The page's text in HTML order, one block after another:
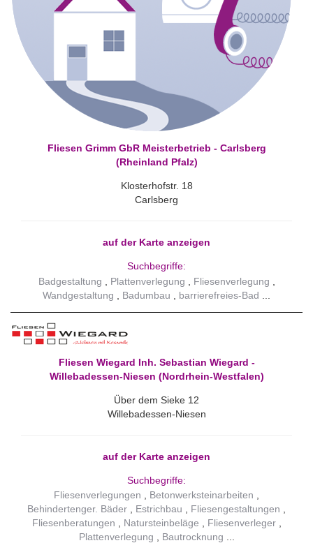
Fliesen Grimm GbR Meisterbetrieb - Carlsberg
(Rheinland Pfalz)
Klosterhofstr. 18
Carlsberg
auf der Karte anzeigen
Suchbegriffe:
Badgestaltung
Plattenverlegung
Fliesenverlegung
Wandgestaltung
Badumbau barrierefreies-Bad
Fliesen Wiegard Inh. Sebastian Wiegard -
Willebadessen-Niesen (Nordrhein-Westfalen)
Über dem Sieke 12
Willebadessen-Niesen
auf der Karte anzeigen
Suchbegriffe:
Fliesenverlegungen
Betonwerksteinarbeiten
Behindertenger. Bäder
Estrichbau
Fliesengestaltungen
Fliesenberatungen
Natursteinbeläge
Fliesenverleger
Plattenverlegung
Bautrocknung